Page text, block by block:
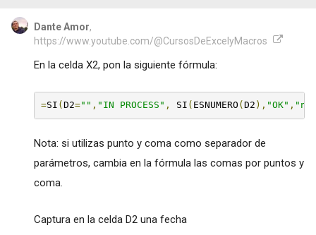
Dante Amor,
https://www.youtube.com/@CursosDeExcelyMacros
En la celda X2, pon la siguiente fórmula:
=SI (D2="" , "IN PROCESS" , SI ( ESNUMERO (D2 ), "OK" ,
Nota: si utilizas punto y coma como separador de
parámetros, cambia en la fórmula las comas por puntos y
coma.
Captura en la celda D2 una fecha